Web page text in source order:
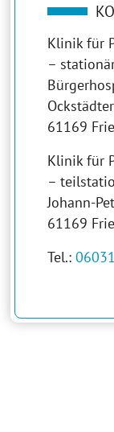
Klinik für
–
61169
Klinik für
–
Johann-
61169
Tel.: